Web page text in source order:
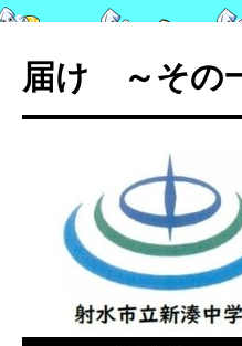
テ
ン
届け ～その